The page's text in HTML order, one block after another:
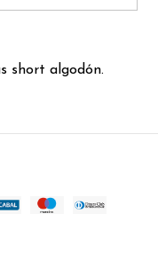
short algodón.